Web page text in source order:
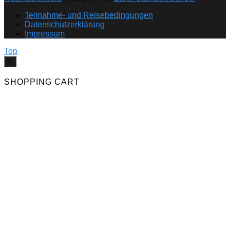
Teilnahme- und Reisebedingungen
Datenschutzerklärung
Impressum
Top
×
SHOPPING CART